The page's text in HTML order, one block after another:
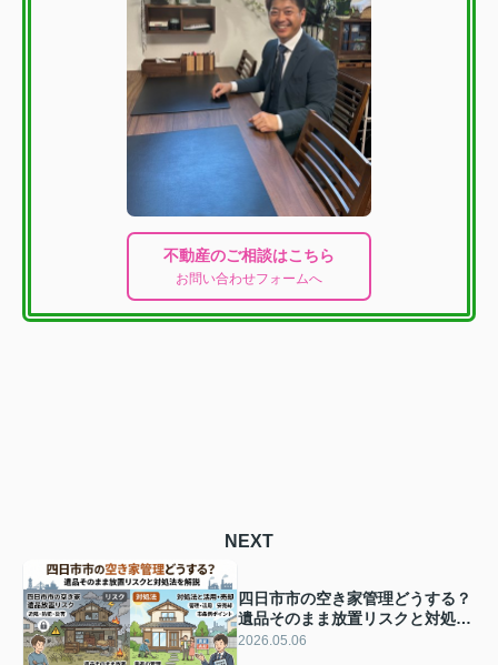
不動産のご相談はこちら
お問い合わせフォームへ
NEXT
四日市市の空き家管理どうする？
遺品そのまま放置リスクと対処法
を解説
2026.05.06